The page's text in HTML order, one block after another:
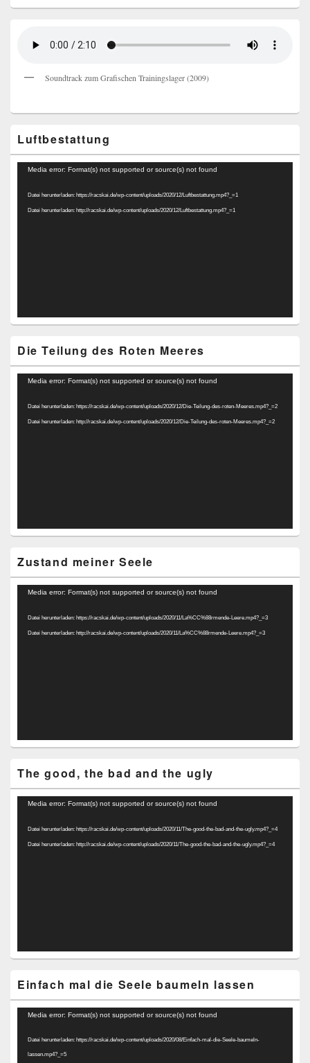
Soundtrack zum Grafischen Trainingslager (2009)
Luftbestattung
Video-
Media error: Format(s) not supported or source(s) not found
Datei herunterladen: https://racskai.de/wp-content/uploads/2020/12/Luftbestattung.mp4?_=1
Datei herunterladen: http://racskai.de/wp-content/uploads/2020/12/Luftbestattung.mp4?_=1
Die Teilung des Roten Meeres
Video-
Media error: Format(s) not supported or source(s) not found
Datei herunterladen: https://racskai.de/wp-content/uploads/2020/12/Die-Teilung-des-roten-Meeres.mp4?_=2
Datei herunterladen: http://racskai.de/wp-content/uploads/2020/12/Die-Teilung-des-roten-Meeres.mp4?_=2
Zustand meiner Seele
Video-
Media error: Format(s) not supported or source(s) not found
Datei herunterladen: https://racskai.de/wp-content/uploads/2020/11/La%CC%88rmende-Leere.mp4?_=3
Datei herunterladen: http://racskai.de/wp-content/uploads/2020/11/La%CC%88rmende-Leere.mp4?_=3
The good, the bad and the ugly
Video-
Media error: Format(s) not supported or source(s) not found
Datei herunterladen: https://racskai.de/wp-content/uploads/2020/11/The-good-the-bad-and-the-ugly.mp4?_=4
Datei herunterladen: http://racskai.de/wp-content/uploads/2020/11/The-good-the-bad-and-the-ugly.mp4?_=4
Einfach mal die Seele baumeln lassen
Video-
Media error: Format(s) not supported or source(s) not found
Datei herunterladen: https://racskai.de/wp-content/uploads/2020/08/Einfach-mal-die-Seele-baumeln-
lassen.mp4?_=5